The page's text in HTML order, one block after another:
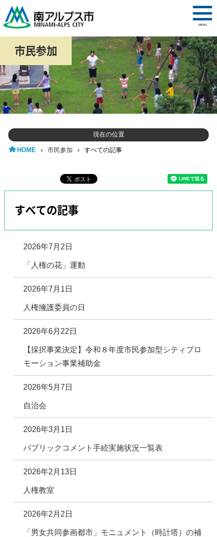
MENU
市民参加
現在の位置
HOME › 市民参加 › すべての記事
すべての記事
2026年7月2日
「人権の花」運動
2026年7月1日
人権擁護委員の日
2026年6月22日
【採択事業決定】令和８年度市民参加型シティプロ
モーション事業補助金
2026年5月7日
自治会
2026年3月1日
パブリックコメント手続実施状況一覧表
2026年2月13日
人権教室
2026年2月2日
「男女共同参画都市」モニュメント（時計塔）の補